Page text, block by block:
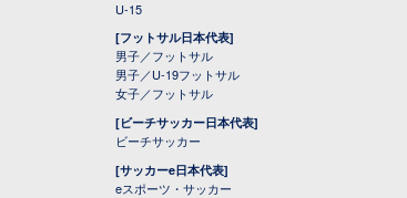
U-15
[フットサル日本代表]
男子／フットサル
男子／U-19フットサル
女子／フットサル
[ビーチサッカー日本代表]
ビーチサッカー
[サッカーe日本代表]
eスポーツ・サッカー